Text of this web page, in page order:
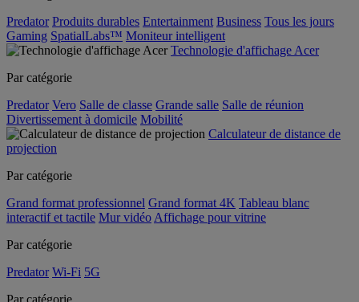
Predator Produits durables Entertainment Business Tous les jours
Gaming SpatialLabs™ Moniteur intelligent
Technologie d'affichage Acer
Par catégorie
Predator Vero Salle de classe Grande salle Salle de réunion
Divertissement à domicile Mobilité
Calculateur de distance de
projection
Par catégorie
Grand format professionnel Grand format 4K Tableau blanc
interactif et tactile Mur vidéo Affichage pour vitrine
Par catégorie
Predator Wi-Fi 5G
Par catégorie